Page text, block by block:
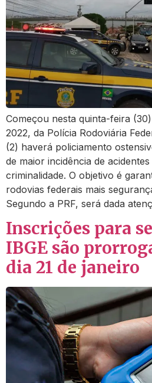
Começou nesta quinta-feira
2022, da Polícia Rodoviária
(2) haverá policiamento
de maior incidência de
criminalidade. O objetivo é
rodovias federais mais
Segundo a PRF, será dada
Inscrições para
IBGE são
dia 21 de janeiro